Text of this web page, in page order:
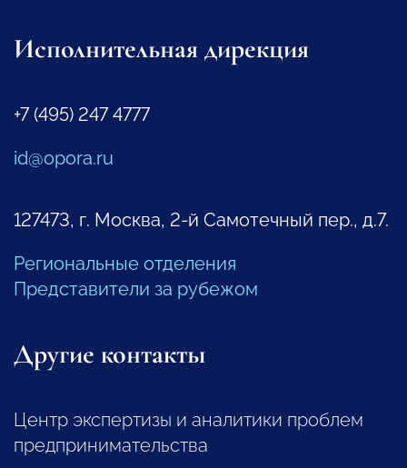
Исполнительная дирекция
+7 (495) 247 4777
id@opora.ru
127473, г. Москва, 2-й Самотечный пер., д.7.
Региональные отделения
Представители за рубежом
Другие контакты
Центр экспертизы и аналитики проблем
предпринимательства